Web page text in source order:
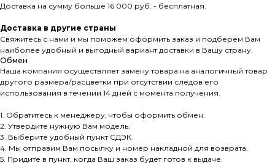
Доставка на сумму больше 16 000 руб. - бесплатная.
Доставка в другие страны
Свяжитесь с нами и мы поможем оформить заказ и подберем Вам
наиболее удобный и выгодный вариант доставки в Вашу страну.
Обмен
Наша компания осуществляет замену товара на аналогичный товар
другого размера/расцветки при отсутствии следов его
использования в течении 14 дней с момента получения.
1. Обратитесь к менеджеру, чтобы оформить обмен.
2. Утвердите нужную Вам модель.
3. Выберите удобный пункт СДЭК.
4. Мы отправим Вам посылку и номер накладной для возврата.
5. Придите в пункт, когда Ваш заказ будет готов к выдаче.